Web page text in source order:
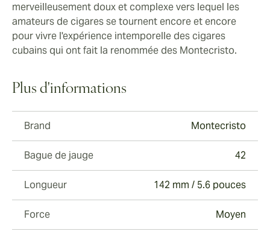
merveilleusement doux et complexe vers lequel les
amateurs de cigares se tournent encore et encore
pour vivre l'expérience intemporelle des cigares
cubains qui ont fait la renommée des Montecristo.
Plus d'informations
Brand Montecristo
Bague de jauge 42
Longueur 142 mm / 5.6 pouces
Force Moyen